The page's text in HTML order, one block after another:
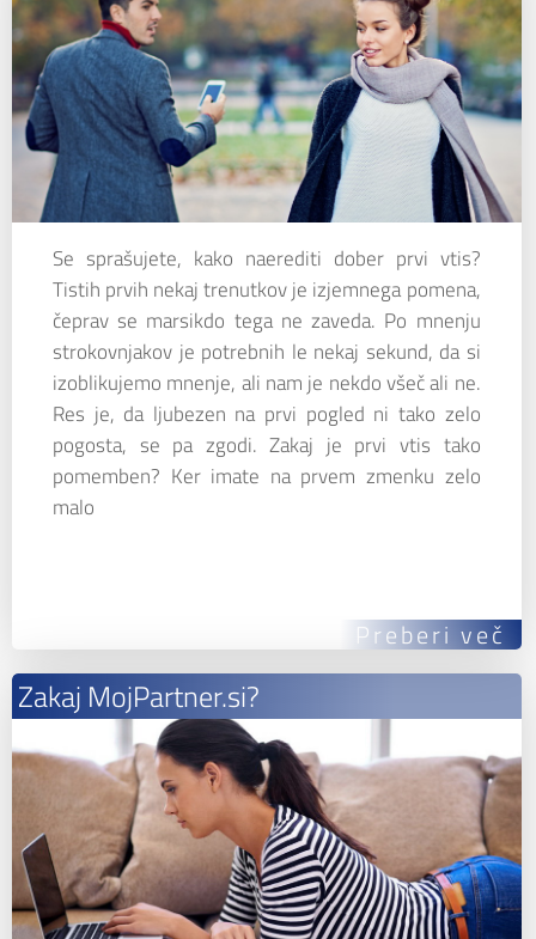
Se sprašujete, kako naerediti dober prvi vtis?
Tistih prvih nekaj trenutkov je izjemnega pomena,
čeprav se marsikdo tega ne zaveda. Po mnenju
strokovnjakov je potrebnih le nekaj sekund, da si
izoblikujemo mnenje, ali nam je nekdo všeč ali ne.
Res je, da ljubezen na prvi pogled ni tako zelo
pogosta, se pa zgodi. Zakaj je prvi vtis tako
pomemben? Ker imate na prvem zmenku zelo
malo
Preberi več
Zakaj MojPartner.si?